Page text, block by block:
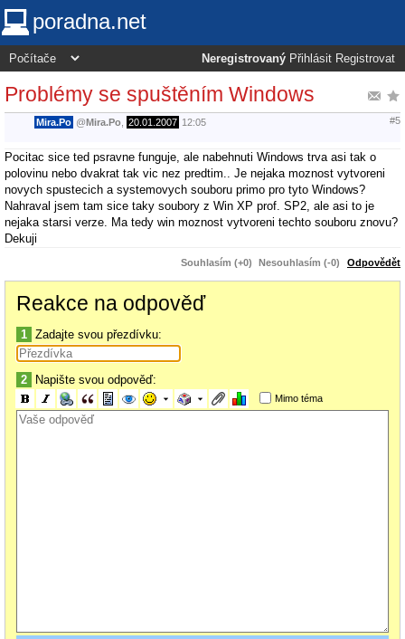
poradna.net
Neregistrovaný Přihlásit Registrovat
Problémy se spuštěním Windows
Mira.Po @Mira.Po 20.01.2007 12:05 #5
Pocitac sice ted psravne funguje, ale nabehnuti Windows trva asi tak o
polovinu nebo dvakrat tak vic nez predtim.. Je nejaka moznost vytvoreni
novych spustecich a systemovych souboru primo pro tyto Windows?
Nahraval jsem tam sice taky soubory z Win XP prof. SP2, ale asi to je
nejaka starsi verze. Ma tedy win moznost vytvoreni techto souboru znovu?
Dekuji
Souhlasím (+0) Nesouhlasím (-0) Odpovědět
Reakce na odpověď
1 Zadajte svou přezdívku:
2 Napište svou odpověď:
Mimo téma